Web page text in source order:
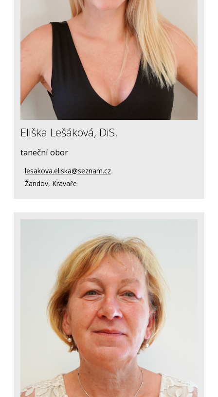
Eliška Lešáková, DiS.
taneční obor
lesakova.eliska@seznam.cz
Žandov, Kravaře